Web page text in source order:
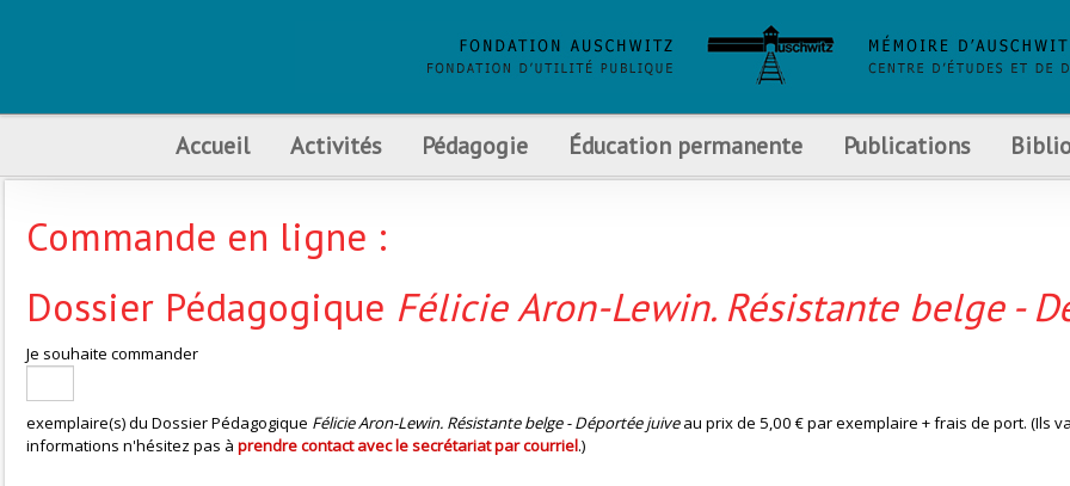
Accueil Activités Pédagogie Éducation permanente Publications
Commande en ligne :
Dossier Pédagogique Félicie Aron-Lewin. Résistante belge -
Je souhaite commander
exemplaire(s) du Dossier Pédagogique Félicie Aron-Lewin. Résistante belge - Déportée juiveau prix de 5,00 € par exemplaire + frais de port. (Ils
informations n'hésitez pas à prendre contact avec le secrétariat par courriel.)